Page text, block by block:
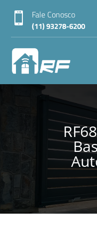
 Fale Conosco
(11) 93278-6200